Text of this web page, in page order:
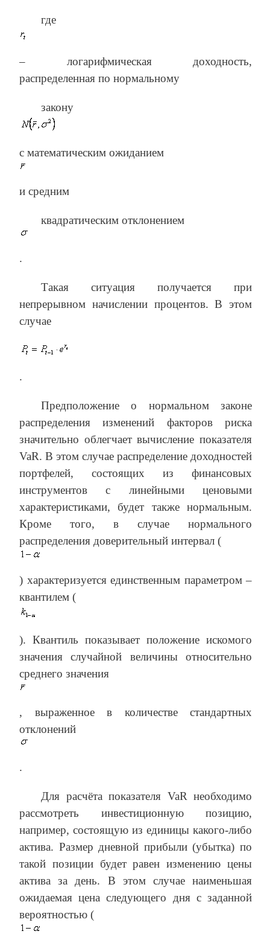
где
– логарифмическая доходность,
распределенная по нормальному
закону
с математическим ожиданием
и средним
квадратическим отклонением
.
Такая ситуация получается при
непрерывном начислении процентов. В этом
случае
.
Предположение о нормальном законе
распределения изменений факторов риска
значительно облегчает вычисление показателя
VaR. В этом случае распределение доходностей
портфелей, состоящих из финансовых
инструментов с линейными ценовыми
характеристиками, будет также нормальным.
Кроме того, в случае нормального
распределения доверительный интервал (
) характеризуется единственным параметром –
квантилем (
). Квантиль показывает положение искомого
значения случайной величины относительно
среднего значения
, выраженное в количестве стандартных
отклонений
.
Для расчёта показателя VaR необходимо
рассмотреть инвестиционную позицию,
например, состоящую из единицы какого-либо
актива. Размер дневной прибыли (убытка) по
такой позиции будет равен изменению цены
актива за день. В этом случае наименьшая
ожидаемая цена следующего дня с заданной
вероятностью (